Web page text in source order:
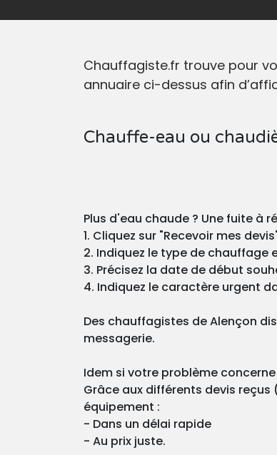
Chauffagiste.fr trouve pour
annuaire ci-dessus afin
Chauffe-eau ou
Plus d'eau chaude ? Une fuite à
1. Cliquez sur "Recevoir mes
2. Indiquez le type de chauffage
3. Précisez la date de début
4. Indiquez le caractère urgent
Des chauffagistes de Alençon
messagerie.
Idem si votre problème
Grâce aux différents devis
équipement :
- Dans un délai rapide
- Au prix juste.